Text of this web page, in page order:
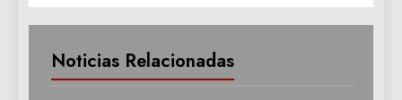
Noticias Relacionadas